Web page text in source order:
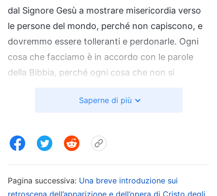
dal Signore Gesù a mostrare misericordia verso
le persone del mondo, perché non capiscono, e
dovremmo essere tolleranti e perdonarle. Ogni
cosa che facciamo è in accordo con le parole
della Bibbia, perché ogni cosa che non si
Una convinzione di questo tipo è profondamente
Signore è nella Bibbia e se non ci allontaniamo
dalla Bibbia non ci allontaneremo da Lui; se
osserviamo questo principio, allora saremo salvi.
Ci sproniamo e ci sosteniamo gli uni con gli altri,
Saperne di più
Pagina successiva: Una breve introduzione sui
retroscena dell’apparizione e dell’opera di Cristo degli